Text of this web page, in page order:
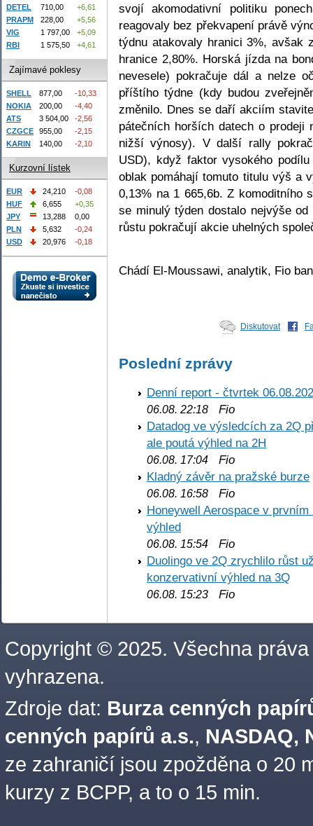
svojí akomodativní politiku
reagovaly bez překvapení právě
týdnu atakovaly hranici 3%, avšak
hranice 2,80%. Horská jízda na
nevesele) pokračuje dál a nelze
příštího týdne (kdy budou
změnilo. Dnes se daří akciím
pátečních horších datech o prodeji
nižší výnosy). V další rally
USD), když faktor vysokého
oblak pomáhají tomuto titulu výš a
0,13% na 1 665,6b. Z komoditního
se minulý týden dostalo nejvýše
růstu pokračují akcie uhelných
Chádí El-Moussawi, analytik, Fio
Diskutovat
Poslední zprávy
Denní report - čtvrtek
06.08. 22:18 Fio
Datadog ve výsledcích za 2Q
ale poutá výhled na 2H
06.08. 17:04 Fio
Kladný závěr na pražské burze
06.08. 16:58 Fio
Honeywell Aerospace v
výhled
06.08. 15:54 Fio
Duolingo ve 2Q zrychlilo růst
konzervativní výhled na 3Q
06.08. 15:23 Fio
DETEL
710,00
+6,61
PRAPM
228,00
+5,56
VIG
1 797,00
+5,09
RBI
1 575,50 +4,61
Zajímavé poklesy
SHELL 877,00
-10,33
NOKIA
200,00
-4,40
ATS
3 504,00
-2,56
CZGCE
955,00
-2,15
KARIN
140,00 -2,10
Kurzovní lístek
EUR 24,210
-0,08
HUF
6,655
+0,35
JPY
13,288
0,00
PLN
5,632
-0,24
USD
20,976 -0,18
Copyright © 2025. Všechna práva
vyhrazena.
Zdroje dat: Burza cenných
cenných papírů a.s., NASDAQ,
ze zahraničí jsou zpožděna o 20
kurzy z BCPP, a to o 15 min.